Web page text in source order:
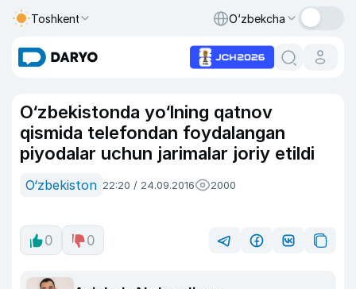
Toshkent O‘zbekcha
O‘zbekistonda yo‘lning qatnov
qismida telefondan foydalangan
piyodalar uchun jarimalar joriy etildi
O‘zbekiston 22:20 / 24.09.2016 2000
0 0